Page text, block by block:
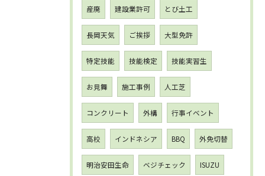
産廃 建設業許可 とび土工
長岡天気 ご挨拶 大型免許
特定技能 技能検定 技能実習生
お見舞 施工事例 人工芝
コンクリート 外構 行事イベント
高校 インドネシア BBQ 外免切替
明治安田生命 ベジチェック ISUZU